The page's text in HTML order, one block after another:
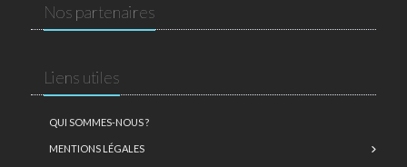
Nos partenaires
Liens utiles
QUI SOMMES-NOUS ?
MENTIONS LÉGALES